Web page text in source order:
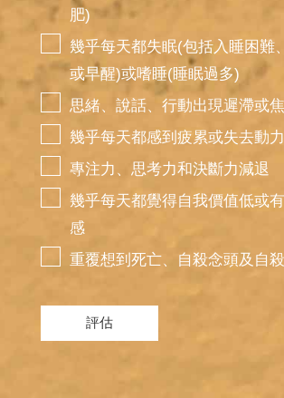
肥)
幾乎每天都失眠(包括入睡困難
或早醒)或嗜睡(睡眠過多)
思緒、說話、行動出現遲滯或
幾乎每天都感到疲累或失去動力
專注力、思考力和決斷力減退
幾乎每天都覺得自我價值低或
感
重覆想到死亡、自殺念頭及自
評估